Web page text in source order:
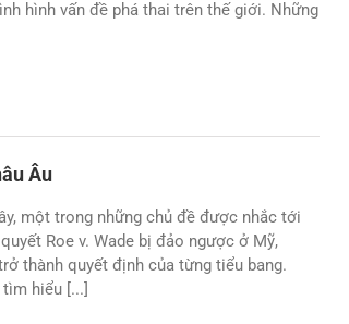
hình vấn đề phá thai trên thế giới. Những
Âu
một trong những chủ đề được nhắc tới
Roe v. Wade bị đảo ngược ở Mỹ,
thành quyết định của từng tiểu bang.
tìm hiểu [...]